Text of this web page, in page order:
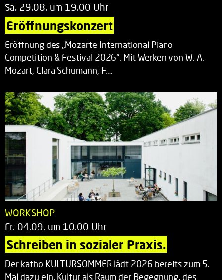
Sa. 29.08. um 19.00 Uhr
Eröffnungskonzert
Eröffnung des „Mozarte International Piano
Competition & Festival 2026“. Mit Werken von W. A.
Mozart, Clara Schumann, F.…
WORKSHOP
Fr. 04.09. um 10.00 Uhr
Schreiben in sozialer Praxis.
Der katho KULTURSOMMER lädt 2026 bereits zum 5.
Mal dazu ein, Kultur als Raum der Begegnung, des